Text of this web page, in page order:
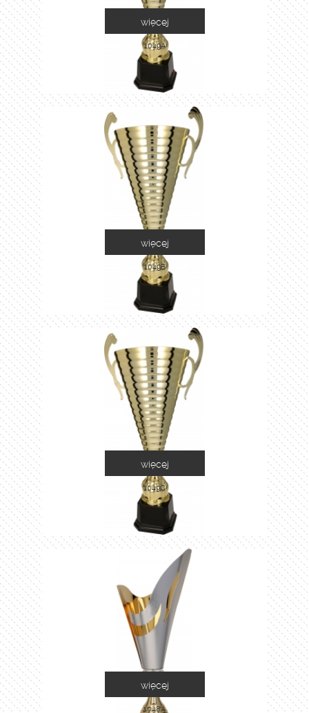
1049A
więcej
1049B
więcej
1049C
więcej
1048A
więcej